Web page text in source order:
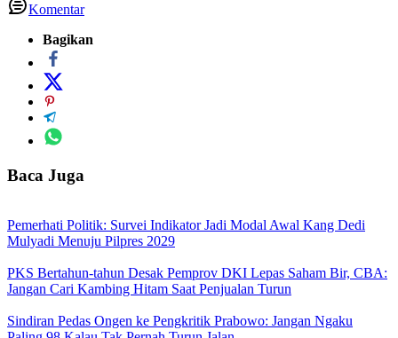
Komentar
Bagikan
Baca Juga
Pemerhati Politik: Survei Indikator Jadi Modal Awal Kang Dedi
Mulyadi Menuju Pilpres 2029
PKS Bertahun-tahun Desak Pemprov DKI Lepas Saham Bir, CBA:
Jangan Cari Kambing Hitam Saat Penjualan Turun
Sindiran Pedas Ongen ke Pengkritik Prabowo: Jangan Ngaku